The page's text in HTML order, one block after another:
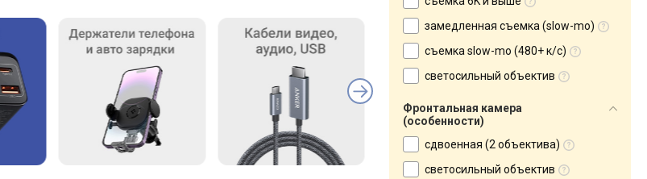
замедленная съемка (slow-mo)
съемка slow-mo (480+ к/с)
светосильный объектив
Фронтальная камера
(особенности)
сдвоенная (2 объектива)
светосильный объектив